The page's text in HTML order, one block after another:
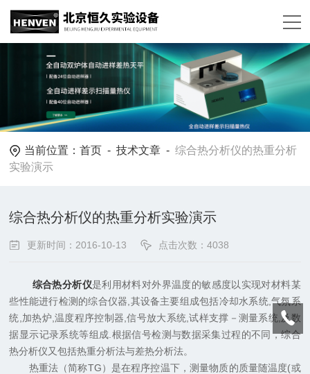
当前位置：首页 -技术文章 -综合热分析仪的热重分析
实验演示
综合热分析仪的热重分析实验演示
更新时间：2016-10-13 点击次数：4038
综合热分析仪是利用材料对外界温度的敏感度以实现对材料某
些性能进行检测的综合仪器,其设备主要组成包括冷却水系统,气氛系
统,加热炉,温度程序控制器,信号放大系统,试样支撑－测量系统,及数
据显示记录系统等组成.根据信号检测与数据采集过程的不同，综合
热分析仪又包括热重分析法与差热分析法。
热重法（简称TG）是在程序控温下，测量物质的质量随温度(或